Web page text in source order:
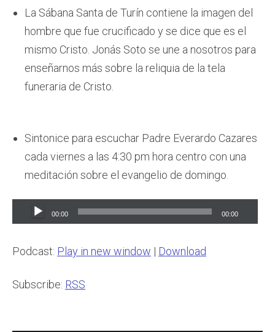
La Sábana Santa de Turín contiene la imagen del
hombre que fue crucificado y se dice que es el
mismo Cristo. Jonás Soto se une a nosotros para
enseñarnos más sobre la reliquia de la tela
funeraria de Cristo.
Sintonice para escuchar Padre Everardo Cazares
cada viernes a las 4:30 pm hora centro con una
meditación sobre el evangelio de domingo.
Audio
Player
00:00 00:00
Podcast: Play in new window | Download
Subscribe: RSS